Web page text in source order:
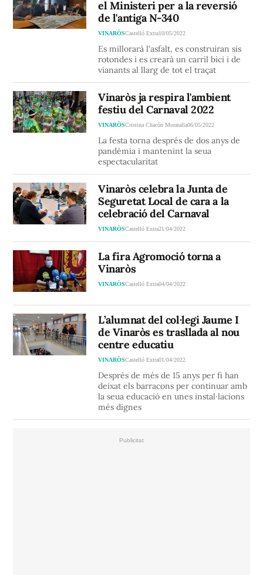
el Ministeri per a la reversió
de l'antiga N-340
VINARÒSCastelló Extra10/05/2022
Es millorarà l'asfalt, es construiran sis
rotondes i es crearà un carril bici i de
vianants al llarg de tot el traçat
Vinaròs ja respira l'ambient
festiu del Carnaval 2022
VINARÒSCristina Chacón Moratalla06/05/2022
La festa torna després de dos anys de
pandèmia i mantenint la seua
espectacularitat
Vinaròs celebra la Junta de
Seguretat Local de cara a la
celebració del Carnaval
VINARÒSCastelló Extra21/04/2022
La fira Agromoció torna a
Vinaròs
VINARÒSCastelló Extra04/04/2022
L’alumnat del col·legi Jaume I
de Vinaròs es trasllada al nou
centre educatiu
VINARÒSCastelló Extra01/04/2022
Després de més de 15 anys per fi han
deixat els barracons per continuar amb
la seua educació en unes instal·lacions
més dignes